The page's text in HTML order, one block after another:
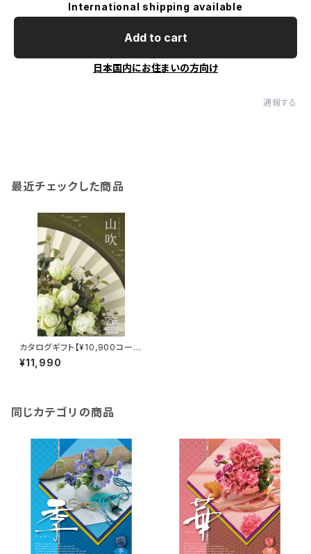
International shipping available
Add to cart
日本国内にお住まいの方向け
通報する
最近チェックした商品
カタログギフト【¥10,900コー
ス】山吹
¥11,990
同じカテゴリの商品